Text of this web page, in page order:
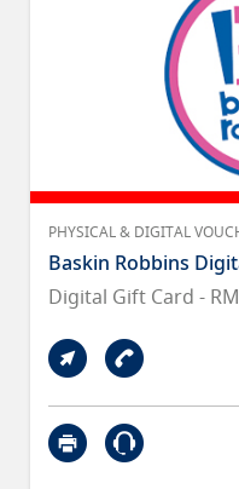
PHYSICAL & DIGITAL
Baskin Robbins
Digital Gift Card -